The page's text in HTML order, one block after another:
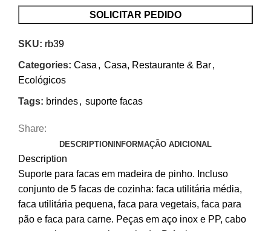
SOLICITAR PEDIDO
SKU: rb39
Categories: Casa , Casa, Restaurante & Bar,
Ecológicos
Tags: brindes, suporte facas
Share:
DESCRIPTION INFORMAÇÃO ADICIONAL
Description
Suporte para facas em madeira de pinho. Incluso
conjunto de 5 facas de cozinha: faca utilitária média,
faca utilitária pequena, faca para vegetais, faca para
pão e faca para carne. Peças em aço inox e PP, cabo